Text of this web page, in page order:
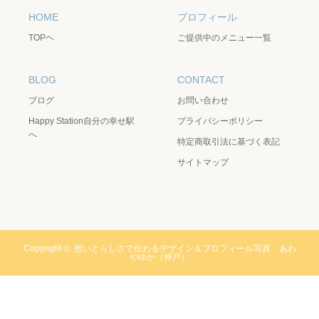
HOME
TOPヘ
プロフィール
ご提供中のメニュー一覧
BLOG
ブログ
Happy Station自分の幸せ駅
へ
CONTACT
お問い合わせ
プライバシーポリシー
特定商取引法に基づく表記
サイトマップ
Copyright © 想いとらしさで伝わるデザイン＆プロフィール写真 あわ
やゆか（神戸）